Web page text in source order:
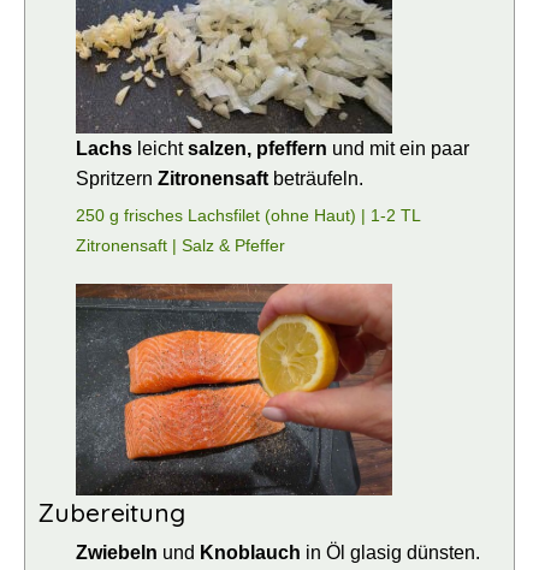
Lachs leichtsalzen, pfeffern und mit ein paar
Spritzern Zitronensaft beträufeln.
250 g frisches Lachsfilet (ohne Haut) | 1-2 TL
Zitronensaft | Salz & Pfeffer
Zubereitung
Zwiebeln und Knoblauch in Öl glasig dünsten.